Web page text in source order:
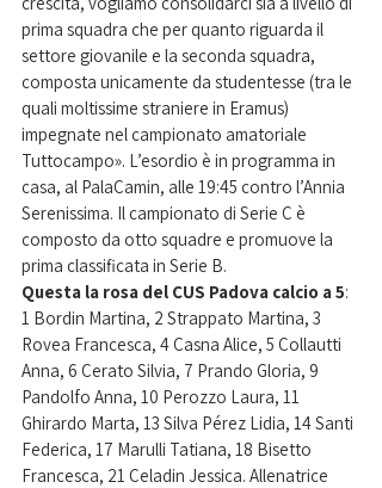
prima squadra che per quanto riguarda il
settore giovanile e la seconda squadra,
composta unicamente da studentesse (tra le
quali moltissime straniere in Eramus)
impegnate nel campionato amatoriale
Tuttocampo». L’esordio è in programma in
casa, al PalaCamin, alle 19:45 contro l’Annia
Serenissima. Il campionato di Serie C è
composto da otto squadre e promuove la
prima classificata in Serie B.
Questa la rosa del CUS Padova calcio a 5:
1 Bordin Martina, 2 Strappato Martina, 3
Rovea Francesca, 4 Casna Alice, 5 Collautti
Anna, 6 Cerato Silvia, 7 Prando Gloria, 9
Pandolfo Anna, 10 Perozzo Laura, 11
Ghirardo Marta, 13 Silva Pérez Lidia, 14 Santi
Federica, 17 Marulli Tatiana, 18 Bisetto
Francesca, 21 Celadin Jessica. Allenatrice